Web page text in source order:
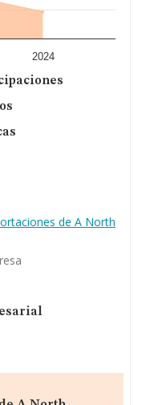
de Madrid),
4253 empresas,
la antigüedad
La media de
al por mayor
de
y elaborados
y 4729). b) la
al por menor
Ha experimentado
(Comercio al por
alimenticios,
el ranking
España, la empresa
2024
de A North